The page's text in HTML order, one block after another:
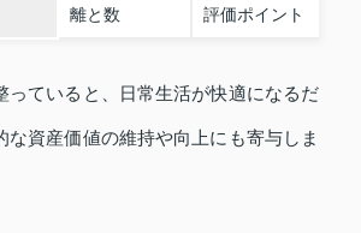
離と数
評価ポイント
っていると、日常生活が快適になるだ
な資産価値の維持や向上にも寄与しま